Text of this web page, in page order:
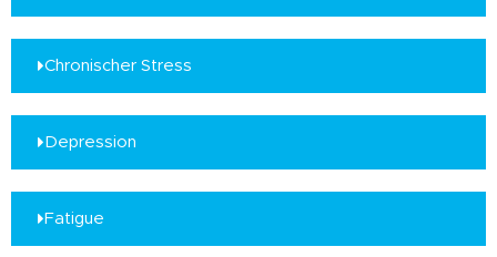
Chronischer Stress
Depression
Fatigue